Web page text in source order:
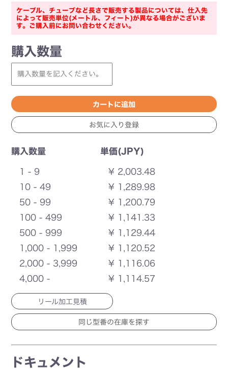
ケーブル、チューブなど長さで販売する製品については、仕入先
によって販売単位(メートル、フィート)が異なる場合がございま
す。ご購入前にお問い合わせください。
購入数量
購入数量 単価(JPY)
1 - 9
¥ 2,003.48
10 - 49
¥ 1,289.98
50 - 99
¥ 1,200.79
100 - 499
¥ 1,141.33
500 - 999
¥ 1,129.44
1,000 - 1,999
¥ 1,120.52
2,000 - 3,999
¥ 1,116.06
4,000 -
¥ 1,114.57
リール加工見積
ドキュメント